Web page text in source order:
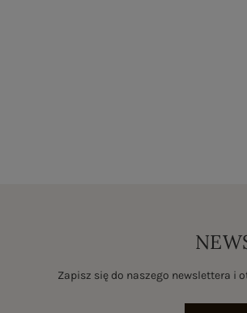
Zapisz się do naszego newslettera i